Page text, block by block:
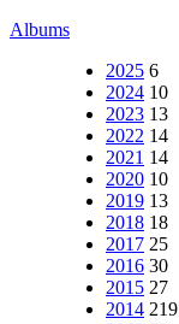
Albums
2025 6
2024 10
2023 13
2022 14
2021 14
2020 10
2019 13
2018 18
2017 25
2016 30
2015 27
2014 219